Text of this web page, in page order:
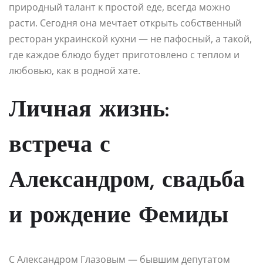
природный талант к простой еде, всегда можно
расти. Сегодня она мечтает открыть собственный
ресторан украинской кухни — не пафосный, а такой,
где каждое блюдо будет приготовлено с теплом и
любовью, как в родной хате.
Личная жизнь:
встреча с
Александром, свадьба
и рождение Фемиды
С Александром Глазовым — бывшим депутатом